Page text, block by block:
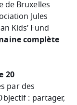
de Bruxelles
Jules
Kids’ Fund
complète
20
par des
: partager,